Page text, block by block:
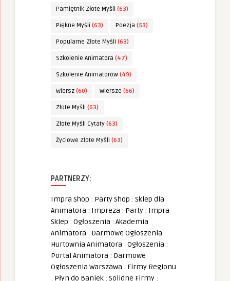
Pamiętnik Złote Myśli (63)
Piękne Myśli (63) Poezja (53)
Popularne Złote Myśli (63)
Szkolenie Animatora (47)
Szkolenie Animatorów (49)
Wiersz (60) Wiersze (66)
Złote Myśli (63)
Złote Myśli Cytaty (63)
Życiowe Złote Myśli (63)
PARTNERZY:
Impra Shop : Party Shop : Sklep dla
Animatora : Impreza : Party : Impra
Sklep : Ogłoszenia : Akademia
Animatora : Darmowe Ogłoszenia :
Hurtownia Animatora : Ogłoszenia :
Portal Animatora : Darmowe
Ogłoszenia Warszawa : Firmy Regionu
: Płyn do Baniek : Solidne Firmy :